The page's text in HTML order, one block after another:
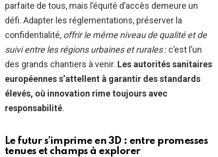
parfaite de tous, mais l’équité d’accès demeure un
défi. Adapter les réglementations, préserver la
confidentialité, offrir le même niveau de qualité et de
suivi entre les régions urbaines et rurales: c’est l’un
des grands chantiers à venir. Les autorités sanitaires
européennes s’attellent à garantir des standards
élevés, où innovation rime toujours avec
responsabilité.
Le futur s’imprime en 3D : entre promesses
tenues et champs à explorer